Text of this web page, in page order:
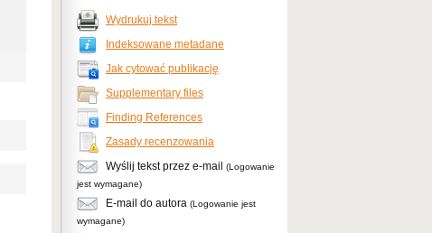
Wydrukuj tekst
Indeksowane metadane
Jak cytować publikację
Supplementary files
Finding References
Zasady recenzowania
Wyślij tekst przez e-mail
(Logowanie
jest wymagane)
E-mail do autora (Logowanie jest
wymagane)